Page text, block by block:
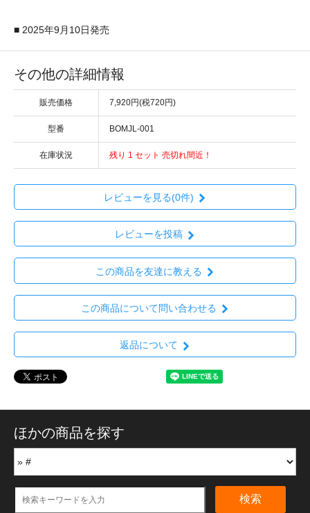
■ 2025年9月10日発売
その他の詳細情報
販売価格 7,920円(税720円)
型番 BOMJL-001
在庫状況 残り 1 セット 売切れ間近！
レビューを見る(0件)
レビューを投稿
この商品を友達に教える
この商品について問い合わせる
返品について
ほかの商品を探す
検索